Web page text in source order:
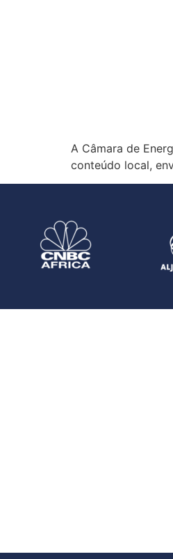
A Câmara de
conteúdo local,